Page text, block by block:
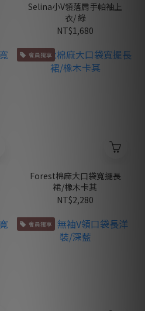
Selina小V領落肩手帕袖上
衣/ 綠
NT$1,680
會員獨享
Forest棉麻大口袋寬擺長
裙/橡木卡其
NT$2,280
會員獨享